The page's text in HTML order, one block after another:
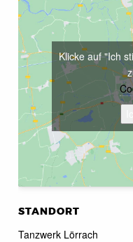
STANDORT
Tanzwerk Lörrach
Klicke auf "Ich